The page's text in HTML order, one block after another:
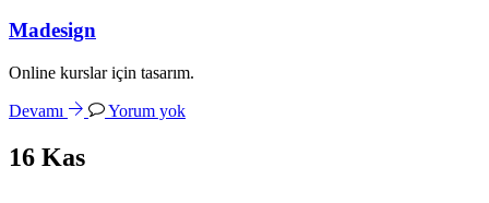
Madesign
Online kurslar için tasarım.
Devamı Yorum yok
16 Kas